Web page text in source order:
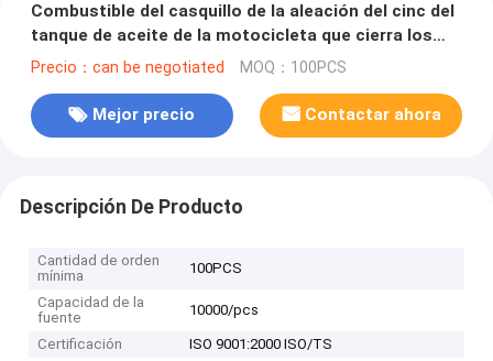
Combustible del casquillo de la aleación del cinc del
tanque de aceite de la motocicleta que cierra los
sistemas para Bajaj NS 200cc
Precio：can be negotiated MOQ：100PCS
Mejor precio Contactar ahora
Descripción De Producto
Cantidad de orden
mínima
100PCS
Capacidad de la
fuente
10000/pcs
Certificación
ISO 9001:2000 ISO/TS